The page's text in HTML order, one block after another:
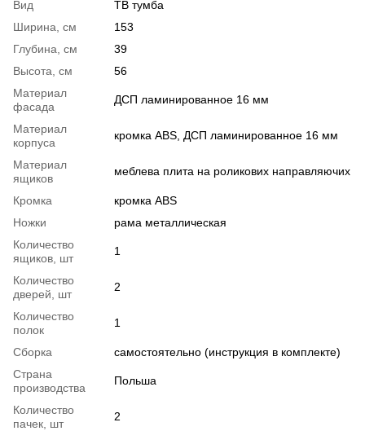
Вид
ТВ тумба
Ширина, см
153
Глубина, см
39
Высота, см
56
Материал
фасада
ДСП ламинированное 16 мм
Материал
корпуса
кромка ABS, ДСП ламинированное 16 мм
Материал
ящиков
меблева плита на роликових направляючих
Кромка
кромка ABS
Ножки
рама металлическая
Количество
ящиков, шт
1
Количество
дверей, шт
2
Количество
полок
1
Сборка
самостоятельно (инструкция в комплекте)
Страна
производства
Польша
Количество
пачек, шт
2